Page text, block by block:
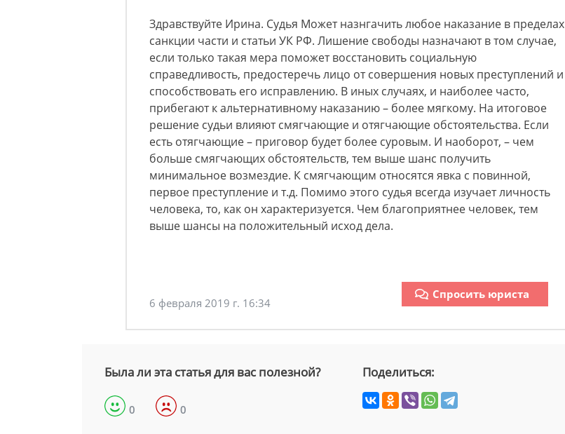
Здравствуйте Ирина. Судья Может назнгачить любое наказание в пределах
санкции части и статьи УК РФ. Лишение свободы назначают в том случае,
если только такая мера поможет восстановить социальную
справедливость, предостеречь лицо от совершения новых преступлений и
способствовать его исправлению. В иных случаях, и наиболее часто,
прибегают к альтернативному наказанию – более мягкому. На итоговое
решение судьи влияют смягчающие и отягчающие обстоятельства. Если
есть отягчающие – приговор будет более суровым. И наоборот, – чем
больше смягчающих обстоятельств, тем выше шанс получить
минимальное возмездие. К смягчающим относятся явка с повинной,
первое преступление и т.д. Помимо этого судья всегда изучает личность
человека, то, как он характеризуется. Чем благоприятнее человек, тем
выше шансы на положительный исход дела.
6 февраля 2019 г. 16:34
Спросить юриста
Была ли эта статья для вас полезной?
0 0
Поделиться: